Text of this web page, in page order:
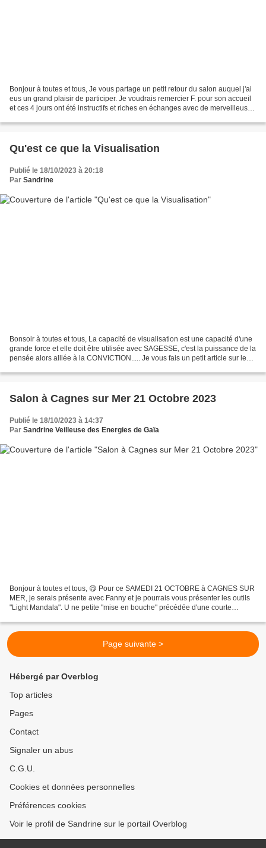
Bonjour à toutes et tous, Je vous partage un petit retour du salon auquel j'ai
eus un grand plaisir de participer. Je voudrais remercier F. pour son accueil
et ces 4 jours ont été instructifs et riches en échanges avec de merveilleuses
Qu'est ce que la Visualisation
Publié le 18/10/2023 à 20:18
Par Sandrine
Bonsoir à toutes et tous, La capacité de visualisation est une capacité d'une
grande force et elle doit être utilisée avec SAGESSE, c'est la puissance de la
pensée alors alliée à la CONVICTION..... Je vous fais un petit article sur le
Salon à Cagnes sur Mer 21 Octobre 2023
Publié le 18/10/2023 à 14:37
Par Sandrine Veilleuse des Energies de Gaïa
Bonjour à toutes et tous, 😋 Pour ce SAMEDI 21 OCTOBRE à CAGNES SUR
MER, je serais présente avec Fanny et je pourrais vous présenter les outils
"Light Mandala". U ne petite "mise en bouche" précédée d'une courte
Page suivante >
Hébergé par Overblog
Top articles
Pages
Contact
Signaler un abus
C.G.U.
Cookies et données personnelles
Préférences cookies
Voir le profil de Sandrine sur le portail Overblog